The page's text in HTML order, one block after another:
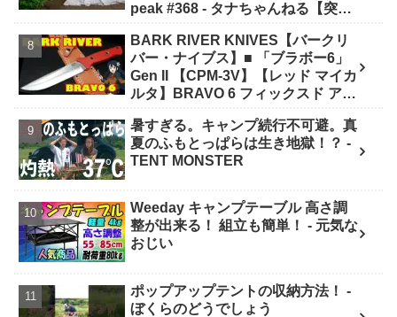
peak #368 - タナちゃんねる【突撃
BARK RIVER KNIVES【バークリ
バー・ナイブス】■ 「ブラボー6」
Gen II 【CPM-3V】【レッド マイカ
ルタ】BRAVO 6 フィックスド アメ
グ！
暑すぎる。キャンプ続行不可避。真
夏のふもとっぱらは生き地獄！？ -
TENT MONSTER
Weeday キャンプテーブル 高さ調
整が出来る！ 組立も簡単！ - 元気な
おじい
ポップアップテントの収納方法！ -
ぼくらのどうでしょう